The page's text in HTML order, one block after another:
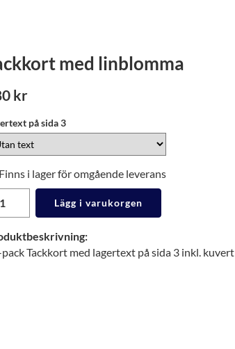
med linblomma
kr
på sida 3
Finns i lager för omgående leverans
Lägg i varukorgen
Tackkort med lagertext på sida 3 inkl. kuvert